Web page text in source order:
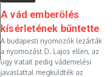
A vád emberölés
kísérletének bűntette
A budapesti nyomozók lezárták
a nyomozást D. Lajos ellen, az
ügy iratait pedig vádemelési
javaslattal megküldték az